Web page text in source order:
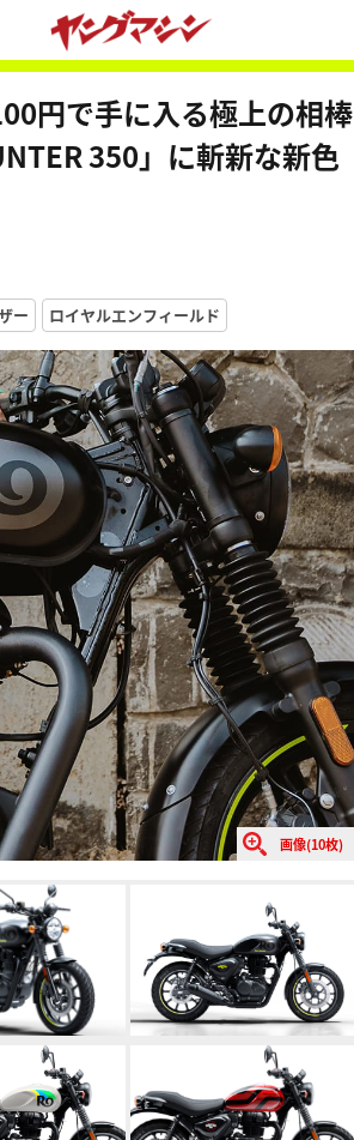
円で手に入る極上の相棒
350」に斬新な新色
ー ロイヤルエンフィールド
画像(10枚)